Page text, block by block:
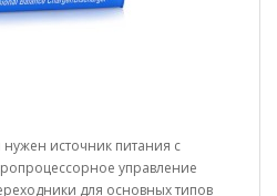
источник питания с
управление
для основных типов